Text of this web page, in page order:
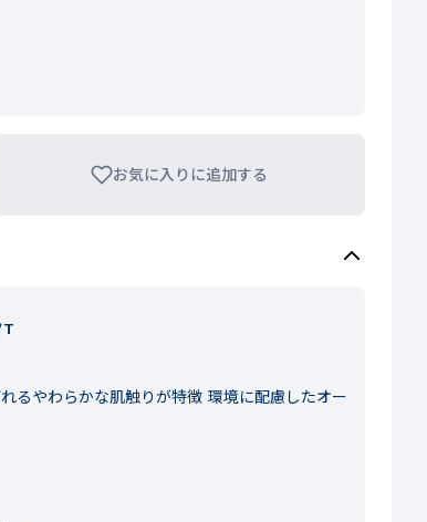
お気に入りに追加する
T
るやわらかな肌触りが特徴 環境に配慮したオー